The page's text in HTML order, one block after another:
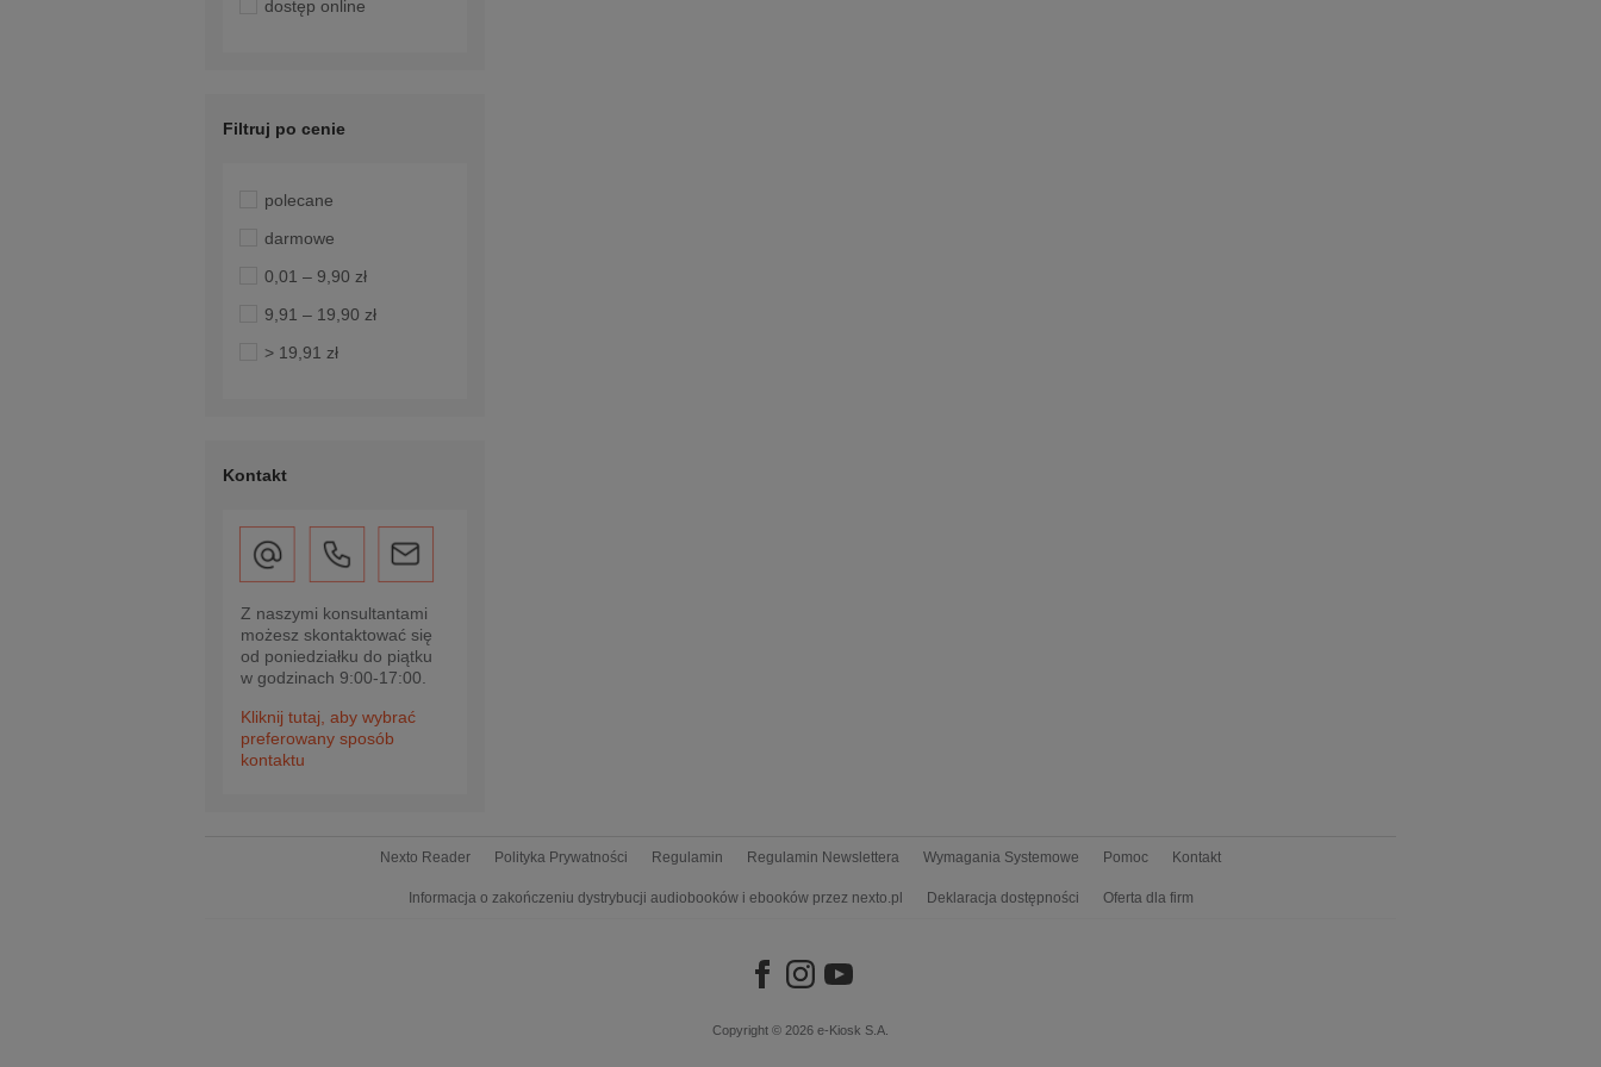
dostęp online
Filtruj po cenie
polecane
darmowe
0,01 – 9,90 zł
9,91 – 19,90 zł
> 19,91 zł
Kontakt
Z naszymi konsultantami
możesz skontaktować się
od poniedziałku do piątku
w godzinach 9:00-17:00.
Kliknij tutaj, aby wybrać
preferowany sposób
kontaktu
Nexto Reader Polityka Prywatności Regulamin Regulamin Newslettera Wymagania Systemowe Pomoc Kontakt
Informacja o zakończeniu dystrybucji audiobooków i ebooków przez nexto.pl Deklaracja dostępności Oferta dla firm
Copyright © 2026 e-Kiosk S.A.